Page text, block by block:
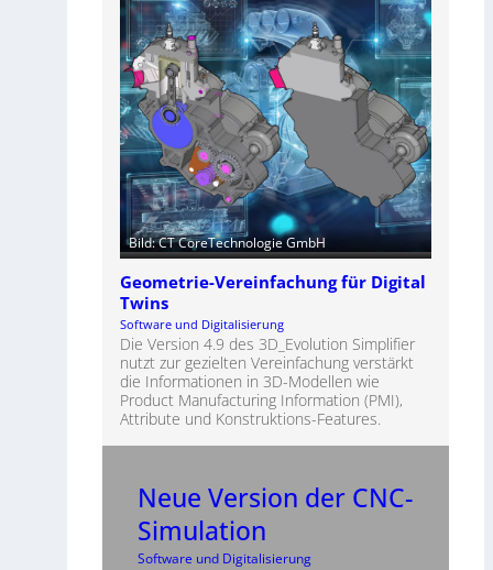
Bild: CT CoreTechnologie GmbH
Geometrie-Vereinfachung für Digital
Twins
Software und Digitalisierung
Die Version 4.9 des 3D_Evolution Simplifier
nutzt zur gezielten Vereinfachung verstärkt
die Informationen in 3D-Modellen wie
Product Manufacturing Information (PMI),
Attribute und Konstruktions-Features.
Neue Version der CNC-
Simulation
Software und Digitalisierung